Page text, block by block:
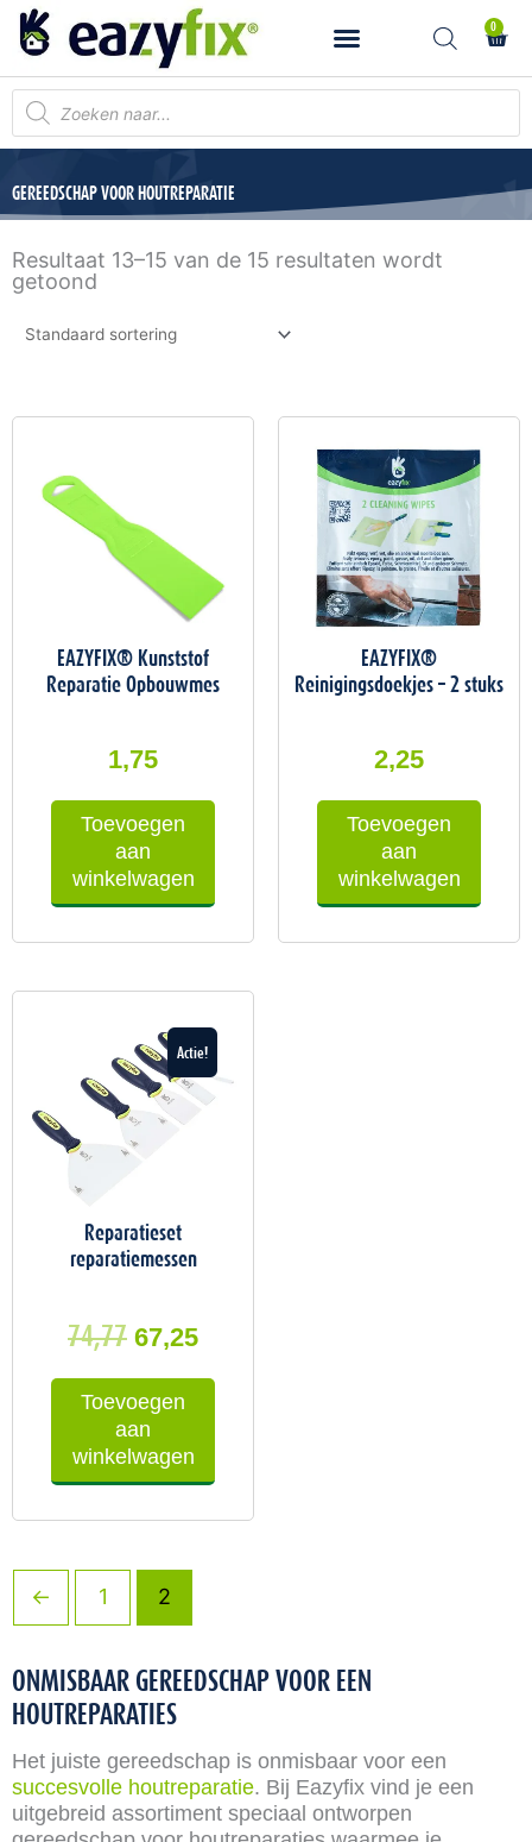
naar
inhoud
0
Producten
zoeken
GEREEDSCHAP VOOR HOUTREPARATIE
Resultaat 13–15 van de 15 resultaten wordt
getoond
EAZYFIX® Kunststof
Reparatie Opbouwmes
1,75
Toevoegen
aan
winkelwagen
EAZYFIX®
Reinigingsdoekjes – 2 stuks
2,25
Toevoegen
aan
winkelwagen
Actie!
Reparatieset
reparatiemessen
74,77
prijs
was:
74,77.
67,25
prijs
is:
67,25.
Toevoegen
aan
winkelwagen
← 1 2
ONMISBAAR GEREEDSCHAP VOOR EEN
HOUTREPARATIES
Het juiste gereedschap is onmisbaar voor een
succesvolle houtreparatie. Bij Eazyfix vind je een
uitgebreid assortiment speciaal ontworpen